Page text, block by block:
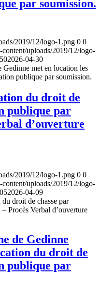
par soumission.
2019/12/logo-1.png 0 0
uploads/2019/12/logo-
2026-04-30
met en location les
publique par soumission.
du droit de
publique par
d’ouverture
2019/12/logo-1.png 0 0
uploads/2019/12/logo-
2026-04-09
droit de chasse par
Procès Verbal d’ouverture
de Gedinne
du droit de
publique par